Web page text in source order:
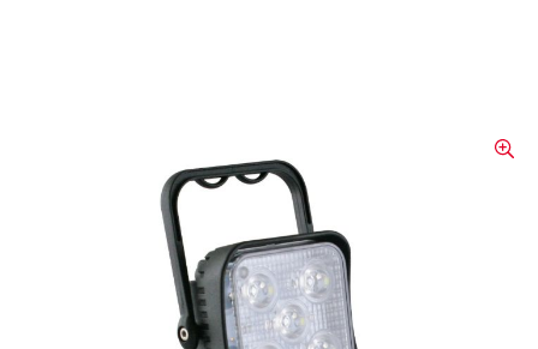
Lampe à accus Multiled,
avec aimant de sol